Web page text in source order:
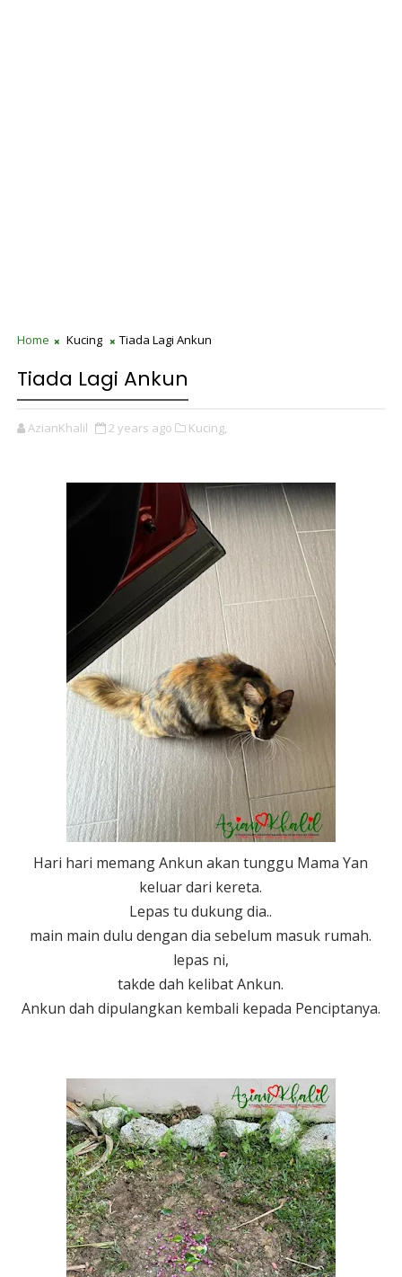
Home Kucing Tiada Lagi Ankun
Tiada Lagi Ankun
AzianKhalil 2 years ago Kucing,
Hari hari memang Ankun akan tunggu Mama Yan
keluar dari kereta.
Lepas tu dukung dia..
main main dulu dengan dia sebelum masuk rumah.
lepas ni,
takde dah kelibat Ankun.
Ankun dah dipulangkan kembali kepada Penciptanya.